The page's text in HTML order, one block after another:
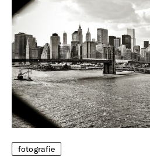
fotografie